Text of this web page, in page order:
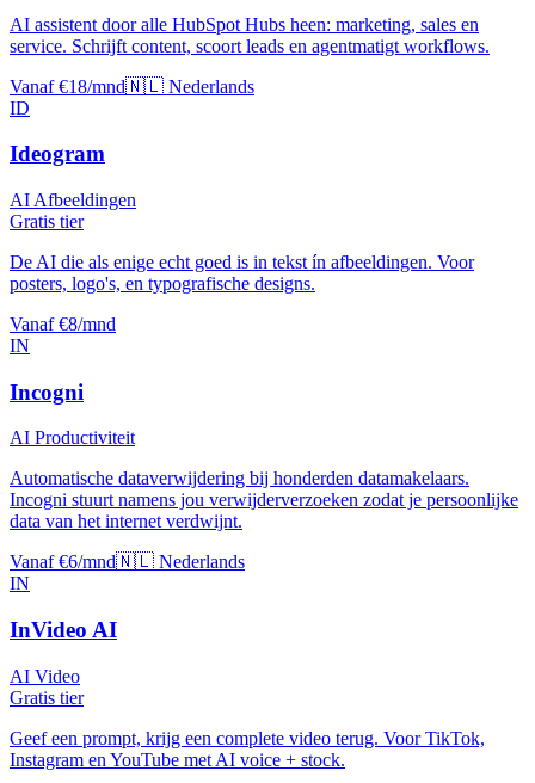
AI assistent door alle HubSpot Hubs heen: marketing, sales en
service. Schrijft content, scoort leads en agentmatigt workflows.
Vanaf €18/mnd🇳🇱 Nederlands
ID
Ideogram
AI Afbeeldingen
Gratis tier
De AI die als enige echt goed is in tekst ín afbeeldingen. Voor
posters, logo's, en typografische designs.
Vanaf €8/mnd
IN
Incogni
AI Productiviteit
Automatische dataverwijdering bij honderden datamakelaars.
Incogni stuurt namens jou verwijderverzoeken zodat je persoonlijke
data van het internet verdwijnt.
Vanaf €6/mnd🇳🇱 Nederlands
IN
InVideo AI
AI Video
Gratis tier
Geef een prompt, krijg een complete video terug. Voor TikTok,
Instagram en YouTube met AI voice + stock.